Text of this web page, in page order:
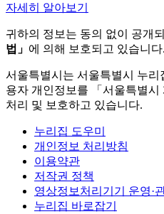
자세히 알아보기
귀하의 정보는 동의 없이 공개
법」 에 의해 보호되고 있습니다.
서울특별시는 서울특별시 누
용자 개인정보를 「서울특별
처리 및 보호하고 있습니다.
누리집 도우미
개인정보 처리방침
이용약관
저작권 정책
영상정보처리기기 운영·
누리집 바로잡기